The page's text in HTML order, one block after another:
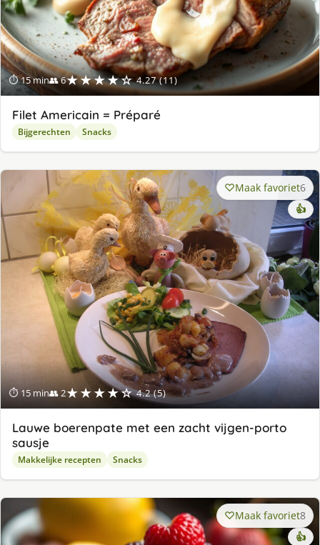
⏱ 15 min👥 6★★★★☆ 4.27 (11)
Filet Americain = Préparé
Bijgerechten Snacks
⏱ 15 min👥 2★★★★☆ 4.2 (5)
Maak favoriet6
👍
Lauwe boerenpate met een zacht vijgen-porto
sausje
Makkelijke recepten Snacks
Maak favoriet8
👍